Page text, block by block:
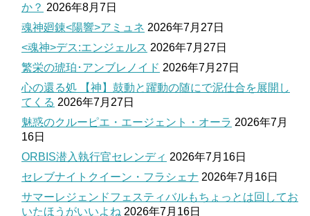
か？ 2026年8月7日
魂神廻錬<陽響>アミュネ 2026年7月27日
<魂神>デス:エンジェルス 2026年7月27日
繁栄の琥珀･アンブレノイド 2026年7月27日
心の還る処 【神】鼓動と躍動の随にで泥仕合を展開し
てくる 2026年7月27日
魅惑のクルーピエ・エージェント・オーラ 2026年7月
16日
ORBIS潜入執行官セレンディ 2026年7月16日
セレブナイトクイーン・フラシェナ 2026年7月16日
サマーレジェンドフェスティバルもちょっとは回してお
いたほうがいいよね 2026年7月16日